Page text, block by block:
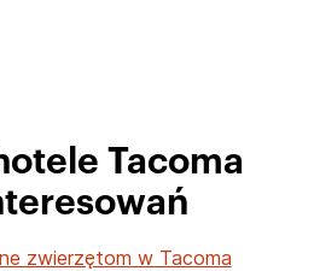
Tacoma
zwierzętom w Tacoma